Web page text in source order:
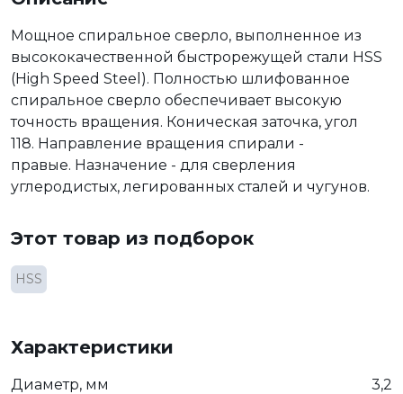
Мощное спиральное сверло, выполненное из
высококачественной быстрорежущей стали HSS
(High Speed Steel). Полностью шлифованное
спиральное сверло обеспечивает высокую
точность вращения. Коническая заточка, угол
118. Направление вращения спирали -
правые. Назначение - для сверления
углеродистых, легированных сталей и чугунов.
Этот товар из подборок
HSS
Характеристики
Диаметр, мм
3,2